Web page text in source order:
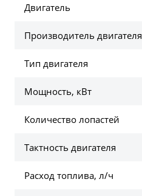
Двигатель
Производитель двигателя
Тип двигателя
Мощность, кВт
Количество лопастей
Тактность двигателя
Расход топлива, л/ч